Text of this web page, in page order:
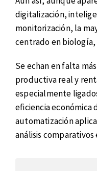
digitalización,
monitorización, la
centrado en
Se echan en falta
productiva real y
especialmente
eficiencia económica
automatización
análisis